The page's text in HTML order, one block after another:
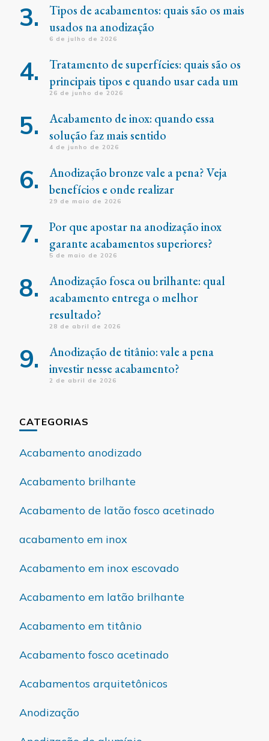
Tipos de acabamentos: quais são os mais
usados na anodização
6 de julho de 2026
Tratamento de superfícies: quais são os
principais tipos e quando usar cada um
26 de junho de 2026
Acabamento de inox: quando essa
solução faz mais sentido
4 de junho de 2026
Anodização bronze vale a pena? Veja
benefícios e onde realizar
29 de maio de 2026
Por que apostar na anodização inox
garante acabamentos superiores?
5 de maio de 2026
Anodização fosca ou brilhante: qual
acabamento entrega o melhor
resultado?
28 de abril de 2026
Anodização de titânio: vale a pena
investir nesse acabamento?
2 de abril de 2026
CATEGORIAS
Acabamento anodizado
Acabamento brilhante
Acabamento de latão fosco acetinado
acabamento em inox
Acabamento em inox escovado
Acabamento em latão brilhante
Acabamento em titânio
Acabamento fosco acetinado
Acabamentos arquitetônicos
Anodização